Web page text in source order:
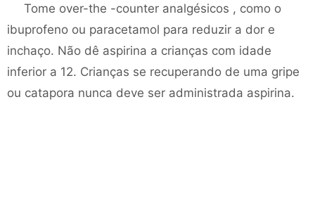
Tome over-the -counter analgésicos , como o
ibuprofeno ou paracetamol para reduzir a dor e
inchaço. Não dê aspirina a crianças com idade
inferior a 12. Crianças se recuperando de uma gripe
ou catapora nunca deve ser administrada aspirina.